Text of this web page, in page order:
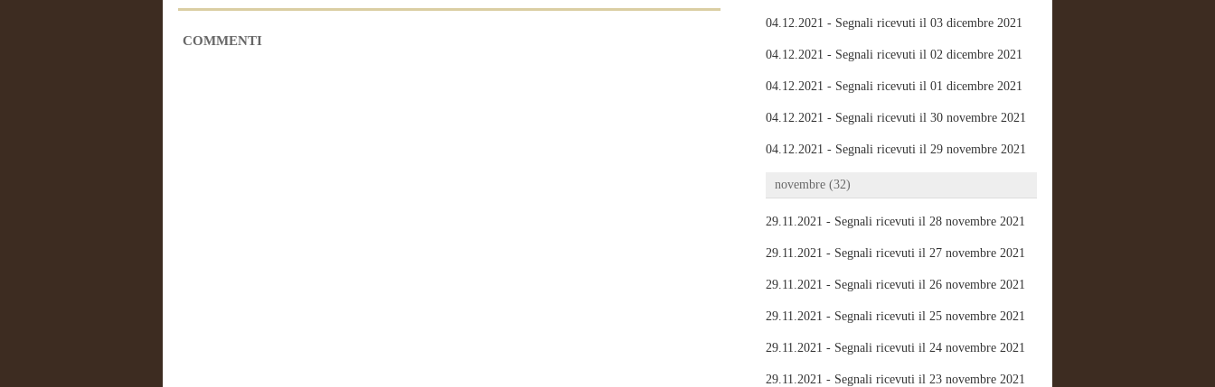
COMMENTI
04.12.2021 - Segnali ricevuti il 03 dicembre 2021
04.12.2021 - Segnali ricevuti il 02 dicembre 2021
04.12.2021 - Segnali ricevuti il 01 dicembre 2021
04.12.2021 - Segnali ricevuti il 30 novembre 2021
04.12.2021 - Segnali ricevuti il 29 novembre 2021
novembre (32)
29.11.2021 - Segnali ricevuti il 28 novembre 2021
29.11.2021 - Segnali ricevuti il 27 novembre 2021
29.11.2021 - Segnali ricevuti il 26 novembre 2021
29.11.2021 - Segnali ricevuti il 25 novembre 2021
29.11.2021 - Segnali ricevuti il 24 novembre 2021
29.11.2021 - Segnali ricevuti il 23 novembre 2021